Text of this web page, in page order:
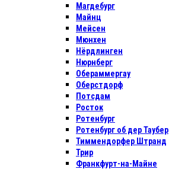
Магдебург
Майнц
Мейсен
Мюнхен
Нёрдлинген
Нюрнберг
Обераммергау
Оберстдорф
Потсдам
Росток
Ротенбург
Ротенбург об дер Таубер
Тиммендорфер Штранд
Трир
Франкфурт-на-Майне